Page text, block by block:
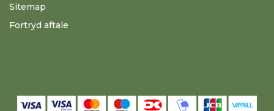
Sitemap
Fortryd aftale